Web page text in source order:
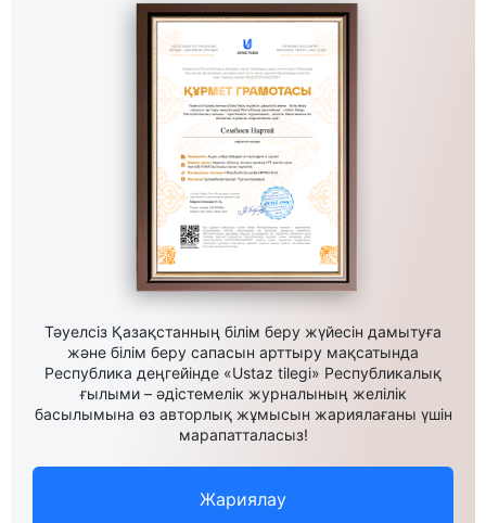
Тәуелсіз Қазақстанның білім беру жүйесін дамытуға
және білім беру сапасын арттыру мақсатында
Республика деңгейінде «Ustaz tilegi» Республикалық
ғылыми – әдістемелік журналының желілік
басылымына өз авторлық жұмысын жариялағаны үшін
марапатталасыз!
Жариялау